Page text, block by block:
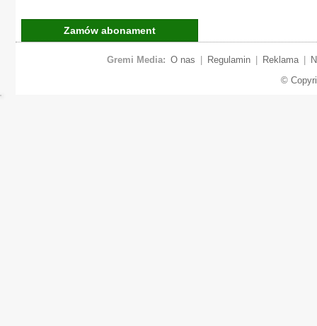
Zamów abonament
Gremi Media: O nas Regulamin Reklama
©